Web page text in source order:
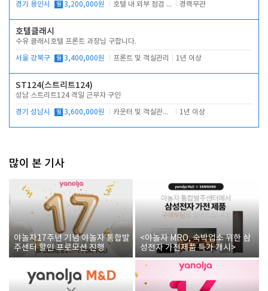
경기 용인시 월 3,200,000원 호텔 내 외부 점검 및 프런트 운영 경력무관
호텔클래시
수유 클래시호텔 프론트 과장님 구합니다.
서울 강북구 월 3,400,000원 프론트 및 객실관리 1년 이상
ST124(스트리트124)
성남 스트리트124 격일 근무자 구인
경기 성남시 월 3,600,000원 카운터 및 객실관리 전반 1년 이상
많이 본 기사
야놀자17주년 기념 야놀자 통합발
주센터 할인 프로모션 진행
<야놀자 MRO, 숙박업소 위한 삼
성전자 가전제품 특가 개시>